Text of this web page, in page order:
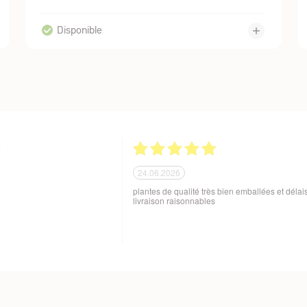
soigné des produits
21.06.2026
Tout est parfait. Je suis enchantée Quoi de
Excellente maison et plantes de qualité. Merci